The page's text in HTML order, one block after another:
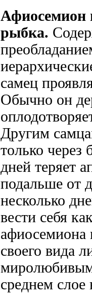
Афиосемион
рыбка.
самец
Обычно он
Другим
только через
дней теряет
подальше от
несколько
вести себя
афиосемиона
своего вида
среднем слое